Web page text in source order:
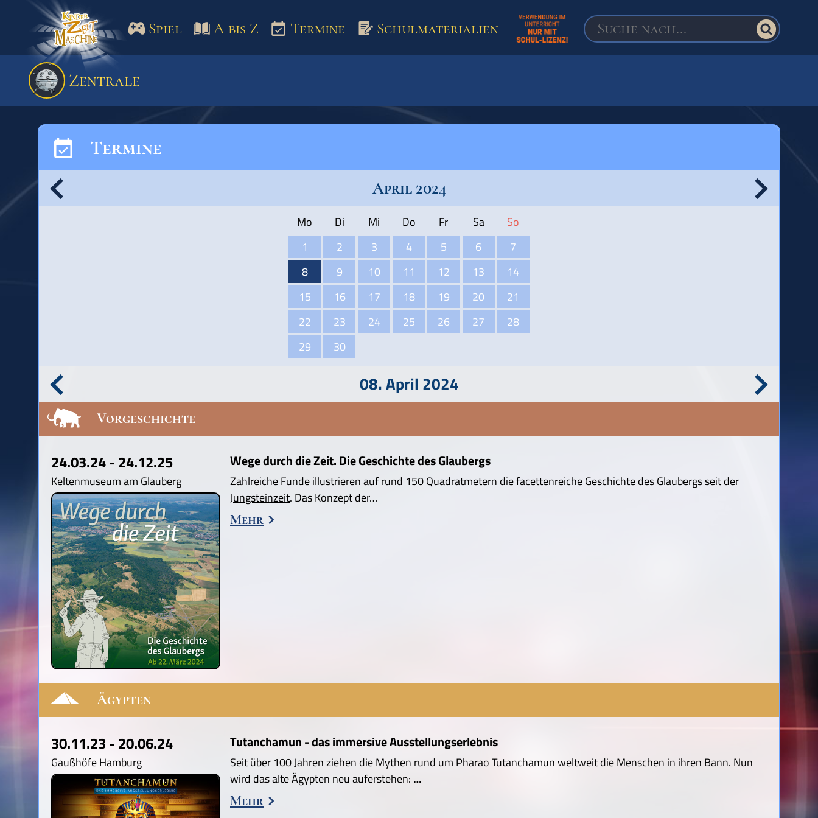
Spiel
Spiel A bis Z Termine Schulmaterialien
Zentrale
Termine
April 2024
Mo Di Mi Do Fr Sa
So
1
2 3 4 5 6
7
8
9 10 11 12 13
14
15
16 17 18 19 20
21
22
23 24 25 26 27
28
29
30
08. April 2024
Vorgeschichte
24.03.24 - 24.12.25
Keltenmuseum am Glauberg
Wege durch die Zeit. Die Geschichte des Glaubergs
Zahlreiche Funde illustrieren auf rund 150 Quadratmetern die facettenreiche Geschichte des Glaubergs seit der
Jungsteinzeit. Das Konzept der…
Mehr
Ägypten
30.11.23 - 20.06.24
Gaußhöfe Hamburg
Tutanchamun - das immersive Ausstellungserlebnis
Seit über 100 Jahren ziehen die Mythen rund um Pharao Tutanchamun weltweit die Menschen in ihren Bann. Nun
wird das alte Ägypten neu auferstehen: …
Mehr